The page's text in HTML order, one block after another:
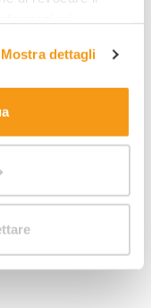
informativa
Mostra dettagli
fattoria
pertre giorni
dalle ore 11:00
di baby-sitting